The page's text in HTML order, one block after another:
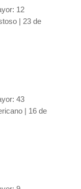
12
| 23 de
43
| 16 de